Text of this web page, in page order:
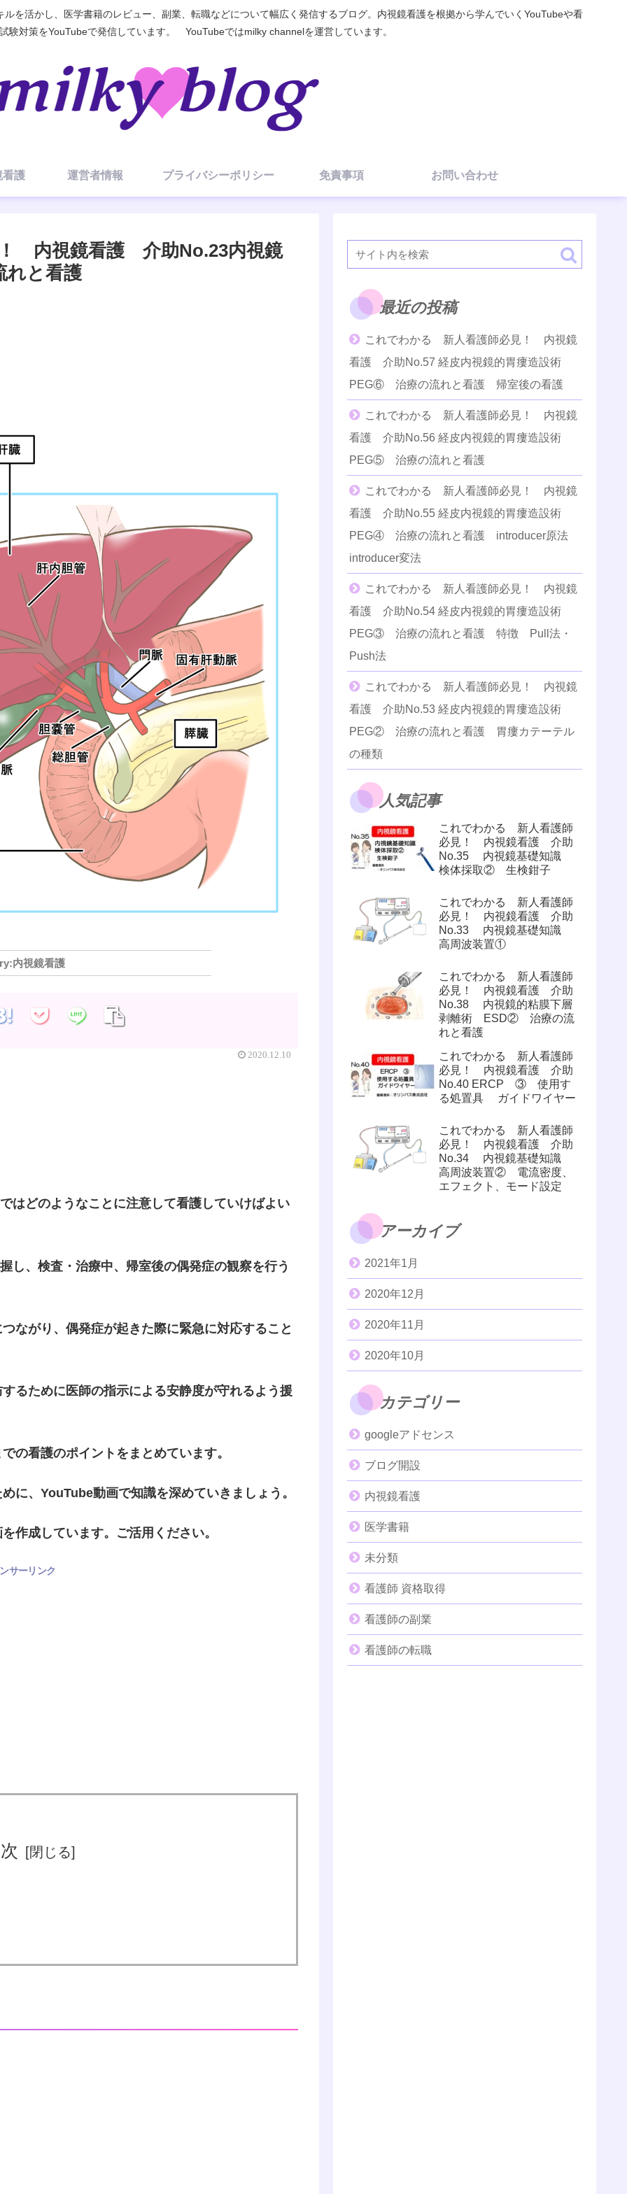
を活かし、医学書籍のレビュー、副業、転職などについて幅広く発信するブログ。内視鏡看護を根拠から学んでいくYouTubeや看
験対策をYouTubeで発信しています。 YouTubeではmilky channelを運営しています。
看護 運営者情報 プライバシーポリシー 免責事項 お問い合わせ
内視鏡看護 介助No.23内視鏡
れと看護
内視鏡看護
2020.12.10
はどのようなことに注意して看護していけばよい
し、検査・治療中、帰室後の偶発症の観察を行う
ながり、偶発症が起きた際に緊急に対応すること
るために医師の指示による安静度が守れるよう援
の看護のポイントをまとめています。
に、YouTube動画で知識を深めていきましょう。
作成しています。ご活用ください。
サーリンク
最近の投稿
これでわかる 新人看護師必見！ 内視鏡
看護 介助No.57 経皮内視鏡的胃瘻造設術
PEG⑥ 治療の流れと看護 帰室後の看護
これでわかる 新人看護師必見！ 内視鏡
看護 介助No.56 経皮内視鏡的胃瘻造設術
PEG⑤ 治療の流れと看護
これでわかる 新人看護師必見！ 内視鏡
看護 介助No.55 経皮内視鏡的胃瘻造設術
PEG④ 治療の流れと看護 introducer原法
introducer変法
これでわかる 新人看護師必見！ 内視鏡
看護 介助No.54 経皮内視鏡的胃瘻造設術
PEG③ 治療の流れと看護 特徴 Pull法・
Push法
これでわかる 新人看護師必見！ 内視鏡
看護 介助No.53 経皮内視鏡的胃瘻造設術
PEG② 治療の流れと看護 胃瘻カテーテル
の種類
人気記事
これでわかる 新人看護師
必見！ 内視鏡看護 介助
No.35 内視鏡基礎知識
検体採取② 生検鉗子
これでわかる 新人看護師
必見！ 内視鏡看護 介助
No.33 内視鏡基礎知識
高周波装置①
これでわかる 新人看護師
必見！ 内視鏡看護 介助
No.38 内視鏡的粘膜下層
剥離術 ESD② 治療の流
れと看護
これでわかる 新人看護師
必見！ 内視鏡看護 介助
No.40 ERCP ③ 使用す
る処置具 ガイドワイヤー
これでわかる 新人看護師
必見！ 内視鏡看護 介助
No.34 内視鏡基礎知識
高周波装置② 電流密度、
エフェクト、モード設定
アーカイブ
2021年1月
2020年12月
2020年11月
2020年10月
カテゴリー
googleアドセンス
ブログ開設
内視鏡看護
医学書籍
未分類
看護師 資格取得
看護師の副業
看護師の転職